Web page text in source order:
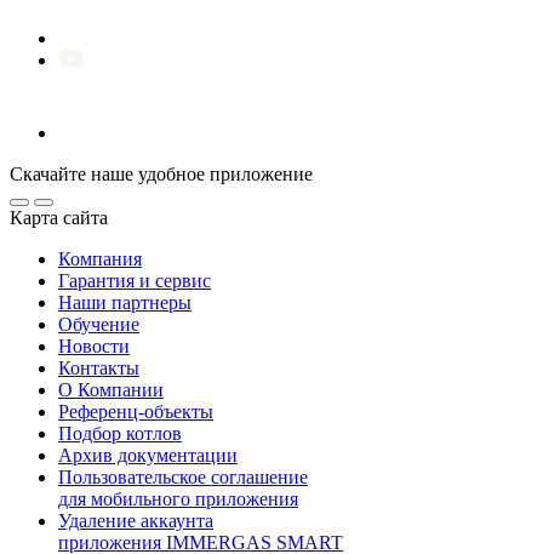
Скачайте наше удобное приложение
Карта сайта
Компания
Гарантия и сервис
Наши партнеры
Обучение
Новости
Контакты
О Компании
Референц-объекты
Подбор котлов
Архив документации
Пользовательское соглашение
для мобильного приложения
Удаление аккаунта
приложения IMMERGAS SMART